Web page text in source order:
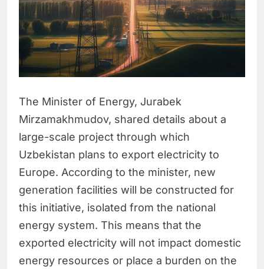
The Minister of Energy, Jurabek
Mirzamakhmudov, shared details about a
large-scale project through which
Uzbekistan plans to export electricity to
Europe. According to the minister, new
generation facilities will be constructed for
this initiative, isolated from the national
energy system. This means that the
exported electricity will not impact domestic
energy resources or place a burden on the